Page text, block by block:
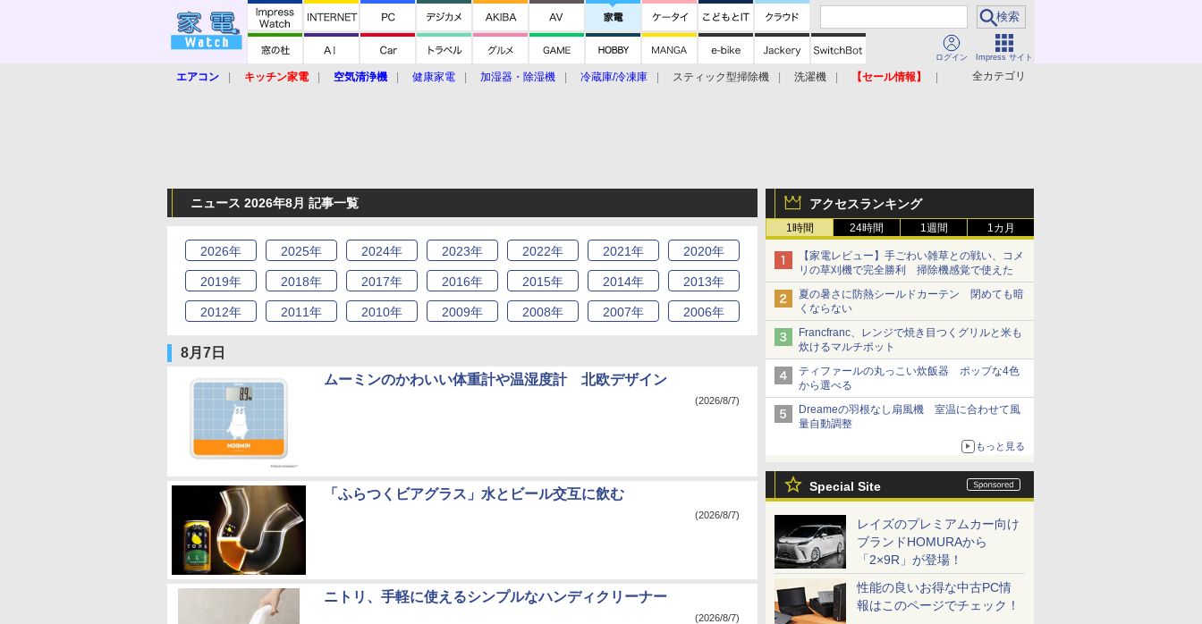
ログイン Impress サイト
全カテゴリ
エアコン キッチン家電 空気清浄機 健康家電 加湿器・除湿機 冷蔵庫/冷凍庫 スティック型掃除機 洗濯機
【セール情報】
アクセスランキング
1時間 24時間 1週間 1カ月
【家電レビュー】手ごわい雑草との戦い、コメ
リの草刈機で完全勝利 掃除機感覚で使えた
夏の暑さに防熱シールドカーテン 閉めても暗
くならない
Francfranc、レンジで焼き目つくグリルと米も
炊けるマルチポット
ティファールの丸っこい炊飯器 ポップな4色
から選べる
Dreameの羽根なし扇風機 室温に合わせて風
量自動調整
もっと見る
Special Site
レイズのプレミアムカー向け
ブランドHOMURAから
「2×9R」が登場！
性能の良いお得な中古PC情
報はこのページでチェック！
ニュース 2026年8月 記事一覧
2026年 2025年 2024年 2023年 2022年 2021年 2020年
2019年 2018年 2017年 2016年 2015年 2014年 2013年
2012年 2011年 2010年 2009年 2008年 2007年 2006年
8月7日
ムーミンのかわいい体重計や温湿度計 北欧デザイン
(2026/8/7)
「ふらつくビアグラス」水とビール交互に飲む
(2026/8/7)
ニトリ、手軽に使えるシンプルなハンディクリーナー
(2026/8/7)